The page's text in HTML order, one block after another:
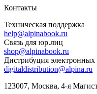
Контакты
Техническая поддержка
help@alpinabook.ru
Связь для юр.лиц
shop@alpinabook.ru
Дистрибуция электронных
digitaldistribution@alpina.ru
123007, Москва, 4-я